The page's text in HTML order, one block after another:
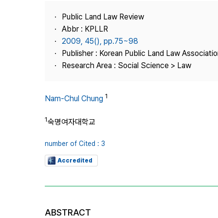
Journal Information
Publisher
Contact Us
Public Land Law Review
Abbr : KPLLR
2009, 45(), pp.75~98
Publisher : Korean Public Land Law
Research Area : Social Science > Law
Nam-Chul Chung 1
1숙명여자대학교
number of Cited : 3
Accredited
ABSTRACT